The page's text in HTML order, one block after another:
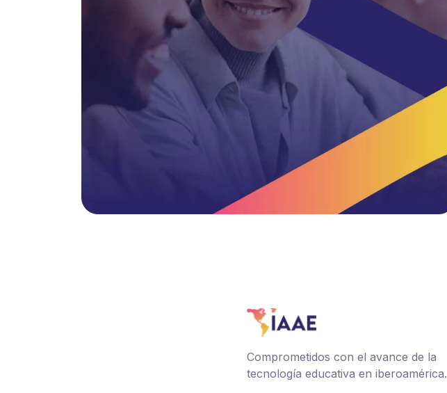
Comprometidos con el avance de la
tecnología educativa en iberoamérica.